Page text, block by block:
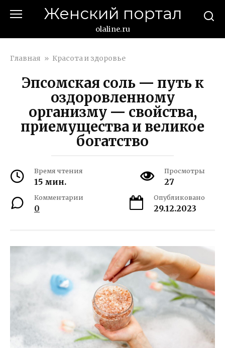
Женский портал
olaline.ru
Главная » Красота и здоровье
Эпсомская соль — путь к
оздоровленному
организму — свойства,
приемущества и великое
богатство
Время чтения
15 мин.
Просмотры
27
Комментарии
0
Опубликовано
29.12.2023